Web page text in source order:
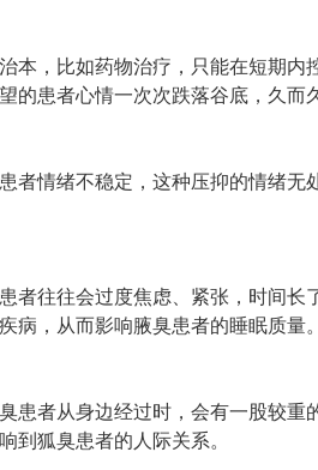
，比如药物治疗，只能在短期内
的患者心情一次次跌落谷底，久而
情绪不稳定，这种压抑的情绪无
往往会过度焦虑、紧张，时间长
病，从而影响腋臭患者的睡眠质量。
者从身边经过时，会有一股较重
到狐臭患者的人际关系。